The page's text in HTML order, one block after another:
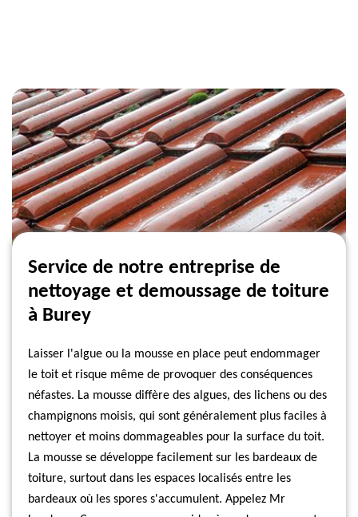
Service de notre entreprise de
nettoyage et demoussage de toiture
à Burey
Laisser l'algue ou la mousse en place peut endommager
le toit et risque même de provoquer des conséquences
néfastes. La mousse diffère des algues, des lichens ou des
champignons moisis, qui sont généralement plus faciles à
nettoyer et moins dommageables pour la surface du toit.
La mousse se développe facilement sur les bardeaux de
toiture, surtout dans les espaces localisés entre les
bardeaux où les spores s'accumulent. Appelez Mr